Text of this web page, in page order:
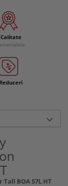
Calitate
Reduceri
BOA S7L HT